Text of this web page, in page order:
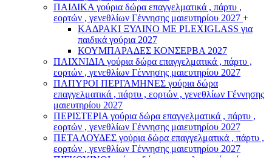
ΠΑΙΔΙΚΑ γούρια δώρα επαγγελματικά , πάρτυ ,
εορτών , γενεθλίων Γέννησης μαιευτηρίου 2027 +
ΚΑΔΡΑΚΙ ΞΥΛΙΝΟ ΜΕ PLEXIGLASS για
παιδικά γούρια 2027
ΚΟΥΜΠΑΡΑΔΕΣ ΚΟΝΣΕΡΒΑ 2027
ΠΑΙΧΝΙΔΙΑ γούρια δώρα επαγγελματικά , πάρτυ ,
εορτών , γενεθλίων Γέννησης μαιευτηρίου 2027
ΠΑΠΥΡΟΙ ΠΕΡΓΑΜΗΝΕΣ γούρια δώρα
επαγγελματικά , πάρτυ , εορτών , γενεθλίων Γέννησης
μαιευτηρίου 2027
ΠΕΡΙΣΤΕΡΙΑ γούρια δώρα επαγγελματικά , πάρτυ ,
εορτών , γενεθλίων Γέννησης μαιευτηρίου 2027
ΠΕΤΑΛΟΥΔΕΣ γούρια δώρα επαγγελματικά , πάρτυ ,
εορτών , γενεθλίων Γέννησης μαιευτηρίου 2027